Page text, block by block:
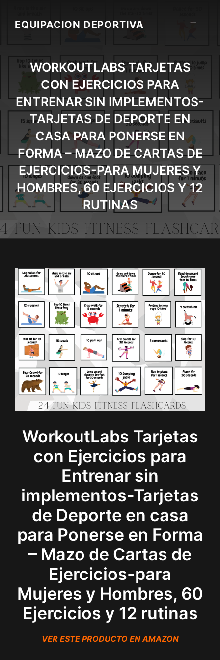
contentEQUIPACION DEPORTIVA MENU
WORKOUTLABS TARJETAS
CON EJERCICIOS PARA
ENTRENAR SIN IMPLEMENTOS-
TARJETAS DE DEPORTE EN
CASA PARA PONERSE EN
FORMA – MAZO DE CARTAS DE
EJERCICIOS-PARA MUJERES Y
HOMBRES, 60 EJERCICIOS Y 12
RUTINAS
WorkoutLabs Tarjetas
con Ejercicios para
Entrenar sin
implementos-Tarjetas
de Deporte en casa
para Ponerse en Forma
– Mazo de Cartas de
Ejercicios-para
Mujeres y Hombres, 60
Ejercicios y 12 rutinas
VER ESTE PRODUCTO EN AMAZON